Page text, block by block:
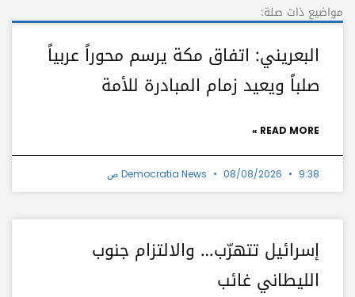
مواضيع ذات صلة:
البعريني: اتفاق مكة يرسم محوراً عربياً
صلباً ويعيد زمام المبادرة للأمة
READ MORE »
Democratia News 08/08/2026 9:38 ص
إسرائيل تتهرّب… والالتزام جنوب
الليطاني غائب